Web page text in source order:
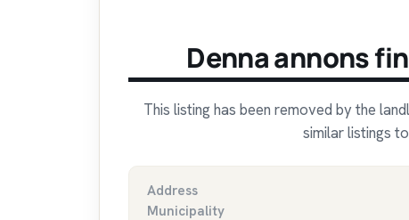
Denna annons
This listing has been removed by the
similar listings
Address
Municipality